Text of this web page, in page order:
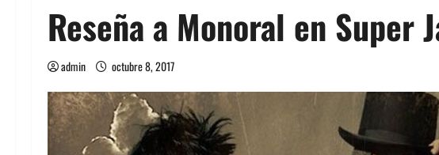
Reseña a Monoral en Super
admin octubre 8, 2017